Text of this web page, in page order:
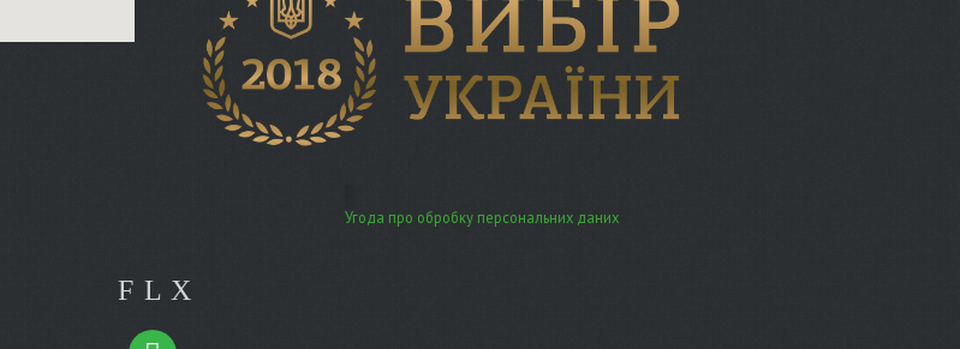
Угода про обробку персональних даних
F L X